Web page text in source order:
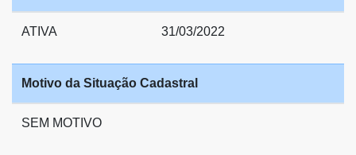
ATIVA 31/03/2022
Motivo da Situação Cadastral
SEM MOTIVO